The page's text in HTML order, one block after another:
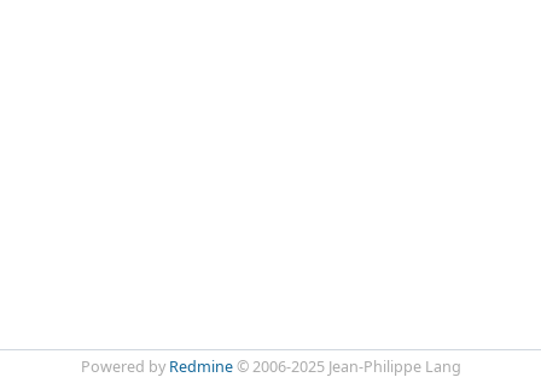
Powered by Redmine© 2006-2025 Jean-Philippe Lang